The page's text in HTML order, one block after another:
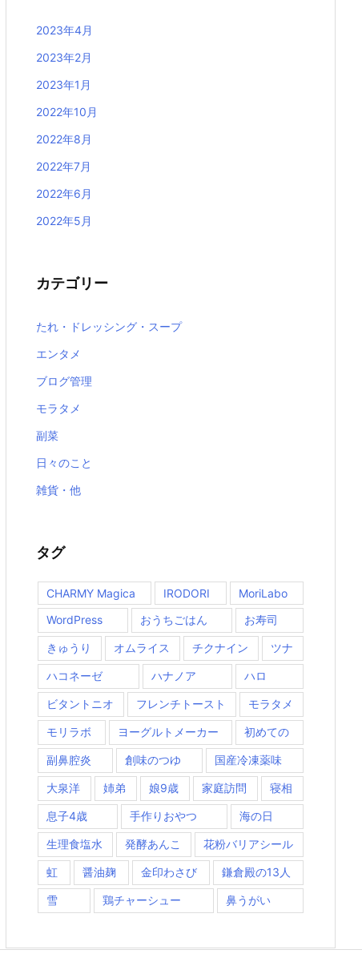
2023年4月
2023年2月
2023年1月
2022年10月
2022年8月
2022年7月
2022年6月
2022年5月
カテゴリー
たれ・ドレッシング・スープ
エンタメ
ブログ管理
モラタメ
副菜
日々のこと
雑貨・他
タグ
CHARMY Magica IRODORI
MoriLabo
WordPress
おうちごはん お寿司
きゅうり オムライス チクナイン ツナ
ハコネーゼ ハナノア ハロ
ビタントニオ フレンチトースト モラタメ
モリラボ ヨーグルトメーカー 初めての
副鼻腔炎 創味のつゆ 国産冷凍薬味
大泉洋 姉弟 娘9歳 家庭訪問 寝相
息子4歳 手作りおやつ 海の日
生理食塩水 発酵あんこ 花粉バリアシール
虹 醤油麹 金印わさび 鎌倉殿の13人
雪 鶏チャーシュー 鼻うがい